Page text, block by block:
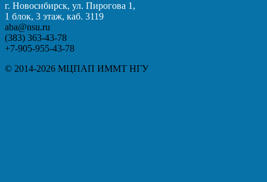
г. Новосибирск, ул. Пирогова 1,
1 блок, 3 этаж, каб. 3119
aba@nsu.ru
(383) 363-43-78
+7-905-955-43-78
© 2014-2026 МЦПАП ИММТ НГУ